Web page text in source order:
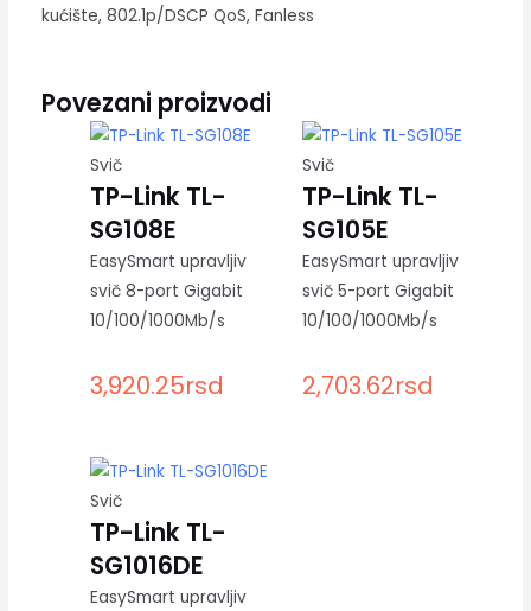
kućište, 802.1p/DSCP QoS, Fanless
Povezani proizvodi
Svič
TP-Link TL-
SG108E
EasySmart upravljiv
svič 8-port Gigabit
10/100/1000Mb/s
3,920.25rsd
Svič
TP-Link TL-
SG105E
EasySmart upravljiv
svič 5-port Gigabit
10/100/1000Mb/s
2,703.62rsd
Svič
TP-Link TL-
SG1016DE
EasySmart upravljiv